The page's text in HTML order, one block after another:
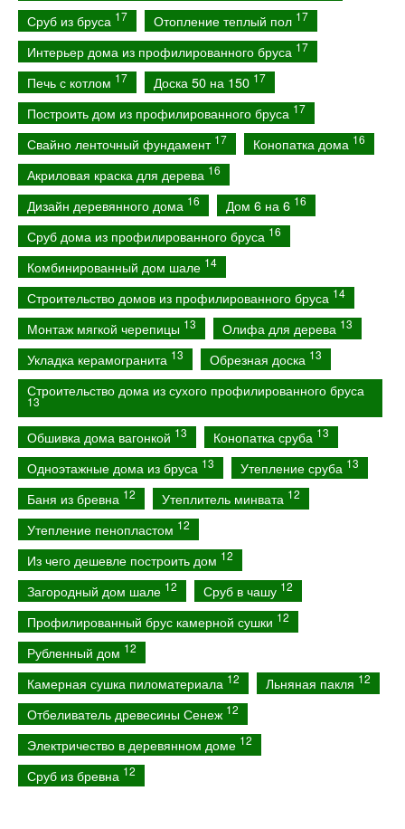
Сруб из бруса 17 Отопление теплый пол 17
Интерьер дома из профилированного бруса 17
Печь с котлом 17 Доска 50 на 150 17
Построить дом из профилированного бруса 17
Свайно ленточный фундамент 17 Конопатка дома 16
Акриловая краска для дерева 16
Дизайн деревянного дома 16 Дом 6 на 6 16
Сруб дома из профилированного бруса 16
Комбинированный дом шале 14
Строительство домов из профилированного бруса 14
Монтаж мягкой черепицы 13 Олифа для дерева 13
Укладка керамогранита 13 Обрезная доска 13
Строительство дома из сухого профилированного бруса
13
Обшивка дома вагонкой 13 Конопатка сруба 13
Одноэтажные дома из бруса 13 Утепление сруба 13
Баня из бревна 12 Утеплитель минвата 12
Утепление пенопластом 12
Из чего дешевле построить дом 12
Загородный дом шале 12 Сруб в чашу 12
Профилированный брус камерной сушки 12
Рубленный дом 12
Камерная сушка пиломатериала 12 Льняная пакля 12
Отбеливатель древесины Сенеж 12
Электричество в деревянном доме 12
Сруб из бревна 12